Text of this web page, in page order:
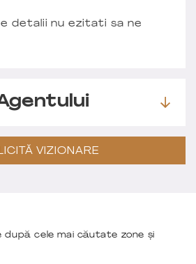
detalii nu ezitati sa ne
VIZIONARE
după cele mai căutate zone și